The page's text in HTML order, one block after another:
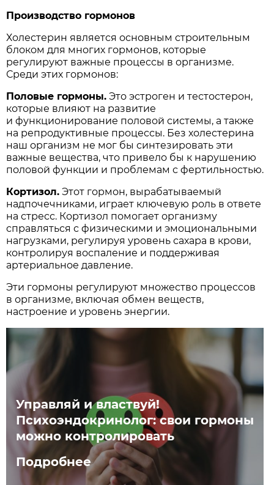
Производство гормонов
Холестерин является основным строительным
блоком для многих гормонов, которые
регулируют важные процессы в организме.
Среди этих гормонов:
Половые гормоны. Это эстроген и тестостерон,
которые влияют на развитие
и функционирование половой системы, а также
на репродуктивные процессы. Без холестерина
наш организм не мог бы синтезировать эти
важные вещества, что привело бы к нарушению
половой функции и проблемам с фертильностью.
Кортизол. Этот гормон, вырабатываемый
надпочечниками, играет ключевую роль в ответе
на стресс. Кортизол помогает организму
справляться с физическими и эмоциональными
нагрузками, регулируя уровень сахара в крови,
контролируя воспаление и поддерживая
артериальное давление.
Эти гормоны регулируют множество процессов
в организме, включая обмен веществ,
настроение и уровень энергии.
Управляй и властвуй!
Психоэндокринолог: свои гормоны
можно контролировать
Подробнее